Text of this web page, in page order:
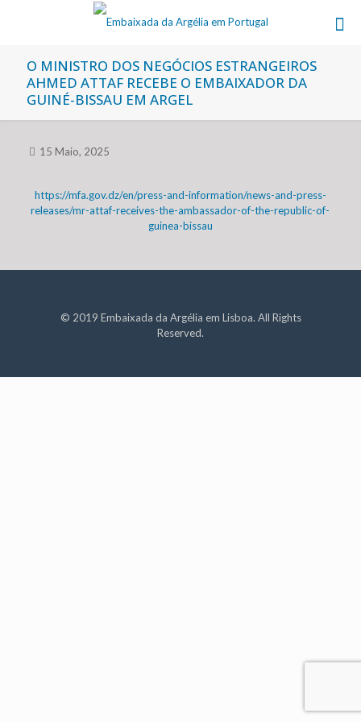
O MINISTRO DOS NEGÓCIOS ESTRANGEIROS
AHMED ATTAF RECEBE O EMBAIXADOR DA
GUINÉ-BISSAU EM ARGEL
15 Maio, 2025
https://mfa.gov.dz/en/press-and-information/news-and-press-
releases/mr-attaf-receives-the-ambassador-of-the-republic-of-
guinea-bissau
© 2019 Embaixada da Argélia em Lisboa. All Rights
Reserved.